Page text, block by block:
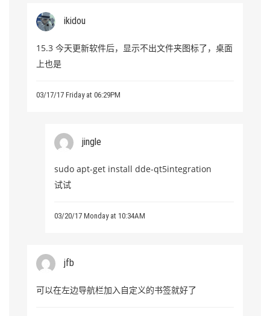
ikidou
15.3 今天更新软件后，显示不出文件夹图标了，桌面
上也是
03/17/17 Friday at 06:29PM
jingle
sudo apt-get install dde-qt5integration
试试
03/20/17 Monday at 10:34AM
jfb
可以在左边导航栏加入自定义的书签就好了